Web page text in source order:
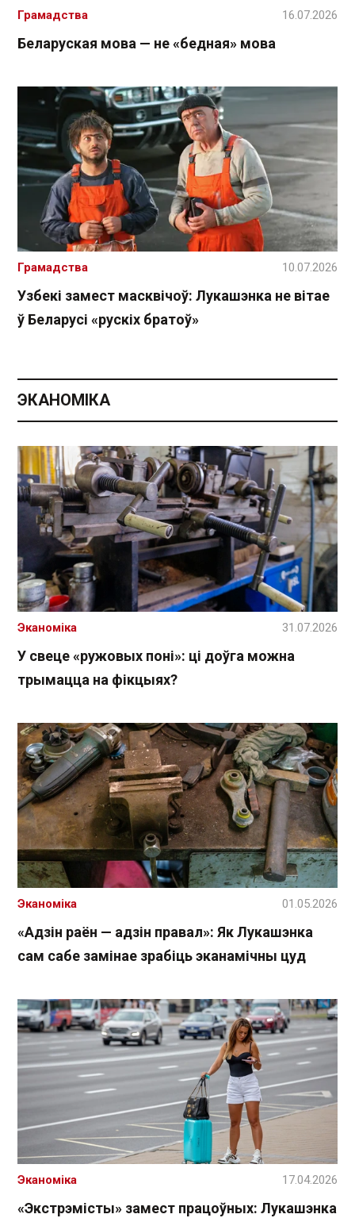
Беларуская мова — не «бедная» мова
Грамадства 16.07.2026
Узбекі замест масквічоў: Лукашэнка не вітае
ў Беларусі «рускіх братоў»
Грамадства 10.07.2026
ЭКАНОМІКА
У свеце «ружовых поні»: ці доўга можна
трымацца на фікцыях?
Эканоміка 31.07.2026
«Адзін раён — адзін правал»: Як Лукашэнка
сам сабе замінае зрабіць эканамічны цуд
Эканоміка 01.05.2026
«Экстрэмісты» замест працоўных: Лукашэнка
Эканоміка 17.04.2026